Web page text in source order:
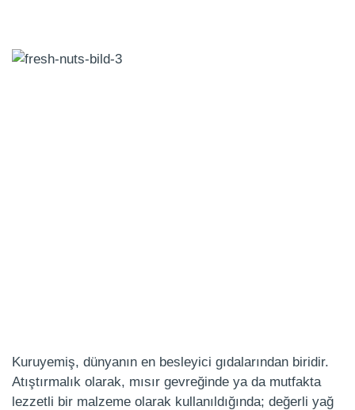
Kuruyemiş, dünyanın en besleyici gıdalarından biridir.
Atıştırmalık olarak, mısır gevreğinde ya da mutfakta
lezzetli bir malzeme olarak kullanıldığında; değerli yağ